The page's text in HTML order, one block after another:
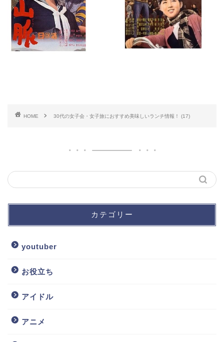
HOME 30代の女子会・女子旅におすすめ美味しいランチ情報！ (17)
カテゴリー
youtuber
お役立ち
アイドル
アニメ